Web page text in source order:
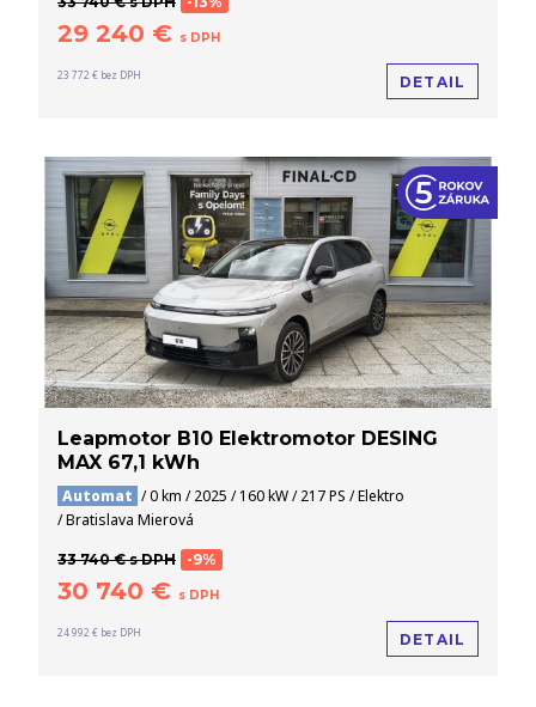
29 240 € s DPH
23 772 € bez DPH DETAIL
Leapmotor B10 Elektromotor DESING
MAX 67,1 kWh
Automat / 0 km / 2025 / 160 kW / 217 PS / Elektro
/ Bratislava Mierová
33 740 € s DPH -9%
30 740 € s DPH
24 992 € bez DPH DETAIL